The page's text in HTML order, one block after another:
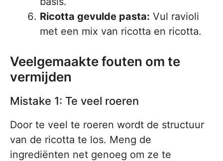
Ricotta gevulde pasta: Vul ravioli
met een mix van ricotta en ricotta.
Veelgemaakte fouten om te
vermijden
Mistake 1: Te veel roeren
Door te veel te roeren wordt de structuur
van de ricotta te los. Meng de
ingrediënten net genoeg om ze te